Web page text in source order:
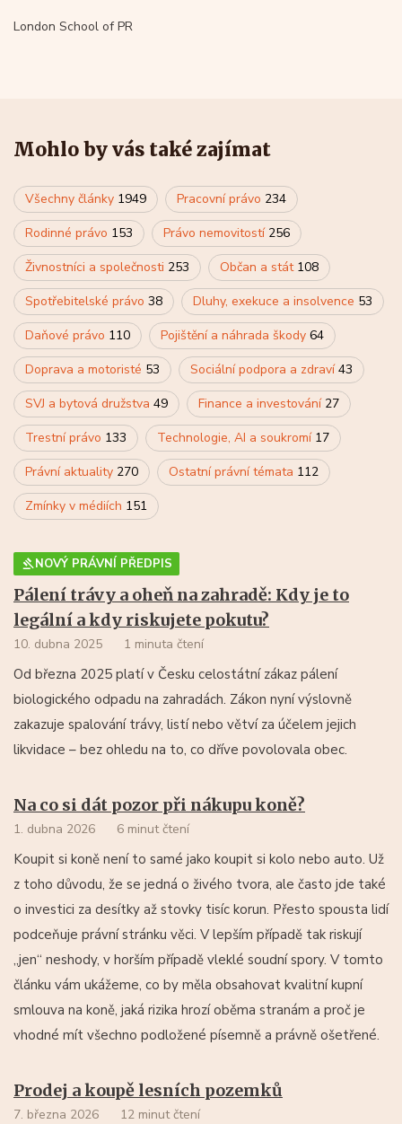
London School of PR
Mohlo by vás také zajímat
Všechny články 1949 Pracovní právo 234
Rodinné právo 153 Právo nemovitostí 256
Živnostníci a společnosti 253 Občan a stát 108
Spotřebitelské právo 38 Dluhy, exekuce a insolvence 53
Daňové právo 110 Pojištění a náhrada škody 64
Doprava a motoristé 53 Sociální podpora a zdraví43
SVJ a bytová družstva 49 Finance a investování 27
Trestní právo 133 Technologie, AI a soukromí 17
Právní aktuality 270 Ostatní právní témata 112
Zmínky v médiích 151
NOVÝ PRÁVNÍ PŘEDPIS
Pálení trávy a oheň na zahradě: Kdy je to
legální a kdy riskujete pokutu?
10. dubna 2025 1 minuta čtení
Od března 2025 platí v Česku celostátní zákaz pálení
biologického odpadu na zahradách. Zákon nyní výslovně
zakazuje spalování trávy, listí nebo větví za účelem jejich
likvidace – bez ohledu na to, co dříve povolovala obec.
Na co si dát pozor při nákupu koně?
1. dubna 2026 6 minut čtení
Koupit si koně není to samé jako koupit si kolo nebo auto. Už
z toho důvodu, že se jedná o živého tvora, ale často jde také
o investici za desítky až stovky tisíc korun. Přesto spousta lidí
podceňuje právní stránku věci. V lepším případě tak riskují
„jen“ neshody, v horším případě vleklé soudní spory. V tomto
článku vám ukážeme, co by měla obsahovat kvalitní kupní
smlouva na koně, jaká rizika hrozí oběma stranám a proč je
vhodné mít všechno podložené písemně a právně ošetřené.
Prodej a koupě lesních pozemků
7. března 2026 12 minut čtení